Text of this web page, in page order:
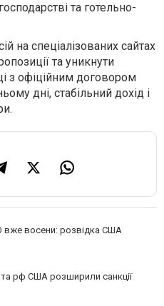
та готельно-
на спеціалізованих сайтах
та уникнути
з офіційним договором
дні, стабільний дохід і
вже восени: розвідка США
рф США розширили санкції